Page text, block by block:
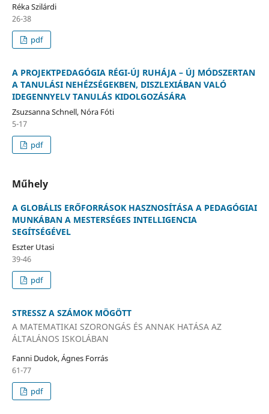
Réka Szilárdi
26-38
pdf
A PROJEKTPEDAGÓGIA RÉGI-ÚJ RUHÁJA – ÚJ MÓDSZERTAN
A TANULÁSI NEHÉZSÉGEKBEN, DISZLEXIÁBAN VALÓ
IDEGENNYELV TANULÁS KIDOLGOZÁSÁRA
Zsuzsanna Schnell, Nóra Fóti
5-17
pdf
Műhely
A GLOBÁLIS ERŐFORRÁSOK HASZNOSÍTÁSA A PEDAGÓGIAI
MUNKÁBAN A MESTERSÉGES INTELLIGENCIA
SEGÍTSÉGÉVEL
Eszter Utasi
39-46
pdf
STRESSZ A SZÁMOK MÖGÖTT
A MATEMATIKAI SZORONGÁS ÉS ANNAK HATÁSA AZ
ÁLTALÁNOS ISKOLÁBAN
Fanni Dudok, Ágnes Forrás
61-77
pdf